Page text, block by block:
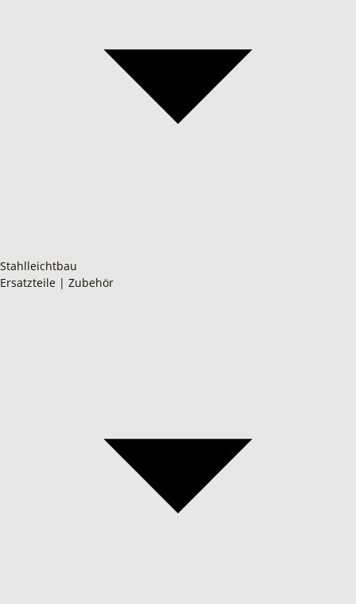
Stahlleichtbau
Ersatzteile | Zubehör